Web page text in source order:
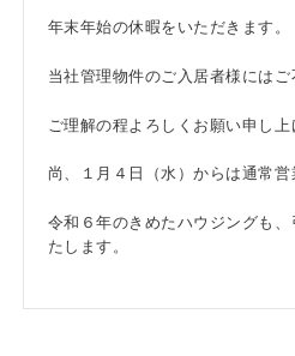
年末年始の休暇をいただきます。
当社管理物件のご入居者様には
ご理解の程よろしくお願い申し上
尚、１月４日（水）からは通常
令和６年のきめたハウジングも
たします。